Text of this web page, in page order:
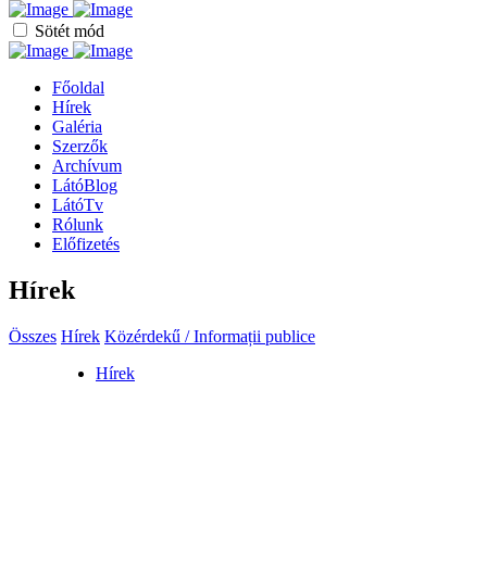
Sötét mód
Főoldal
Hírek
Galéria
Szerzők
Archívum
LátóBlog
LátóTv
Rólunk
Előfizetés
Hírek
Összes Hírek Közérdekű / Informații publice
Hírek